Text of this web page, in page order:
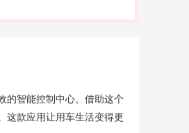
的智能控制中心。借助这个
这款应用让用车生活变得更